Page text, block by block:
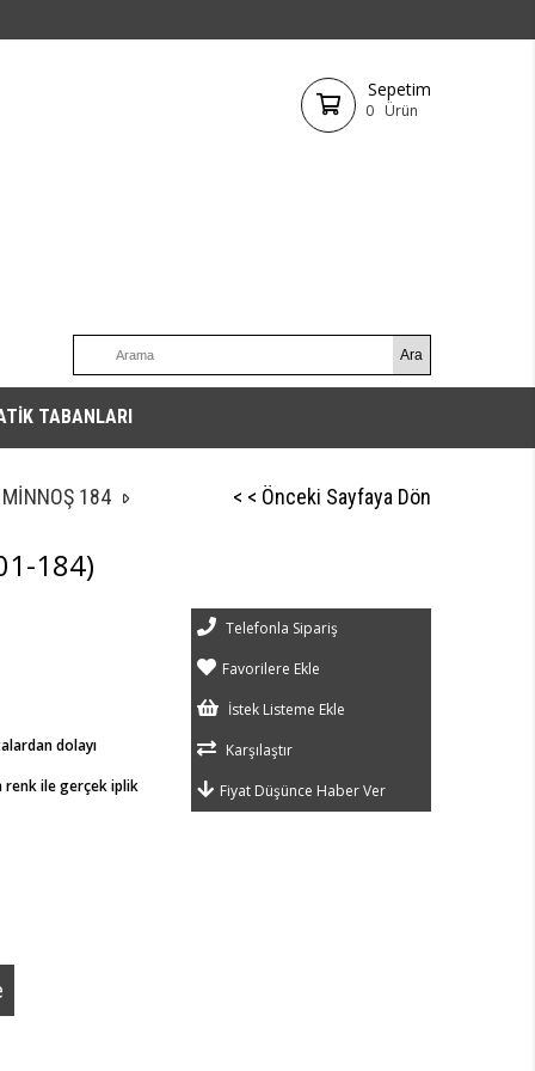
Sepetim
0 Ürün
TABANLARI
184 < < Önceki Sayfaya Dön
184)
dolayı
renk ile gerçek iplik
Telefonla Sipariş
Favorilere Ekle
İstek Listeme Ekle
Karşılaştır
Fiyat Düşünce Haber Ver